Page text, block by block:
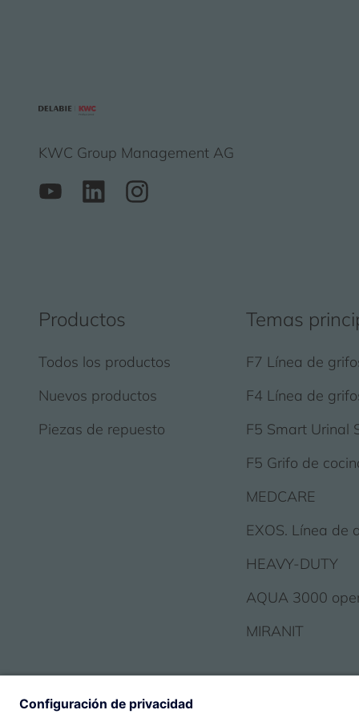
KWC Group Management AG
Productos
Todos los productos
Nuevos productos
Piezas de repuesto
Temas
F7 Línea de
F4 Línea de
F5 Smart Urinal
F5 Grifo de
MEDCARE
EXOS. Línea de
HEAVY-DUTY
AQUA 3000
MIRANIT